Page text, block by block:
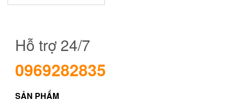
Hỗ trợ 24/7
0969282835
SẢN PHẨM